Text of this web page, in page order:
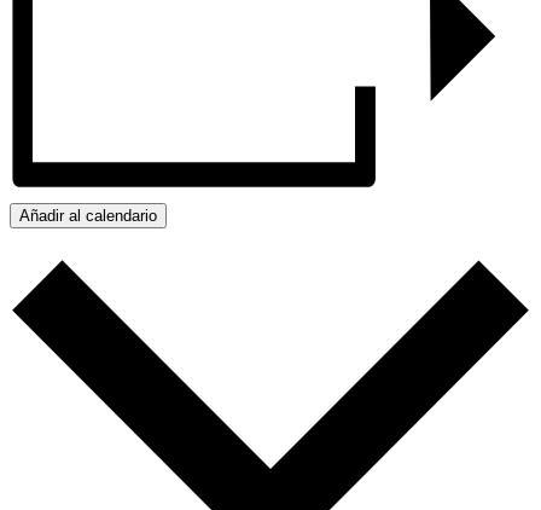
Añadir al calendario